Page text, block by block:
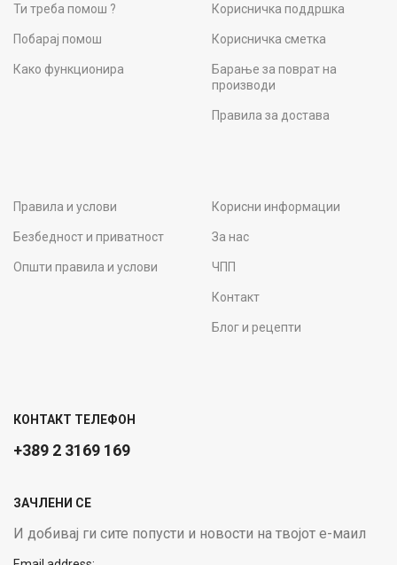
Ти треба помош ?
Побарај помош
Како функционира
Корисничка поддршка
Корисничка сметка
Барање за поврат на
производи
Правила за достава
Правила и услови
Безбедност и приватност
Општи правила и услови
Корисни информации
За нас
ЧПП
Контакт
Блог и рецепти
КОНТАКТ ТЕЛЕФОН
+389 2 3169 169
ЗАЧЛЕНИ СЕ
И добивај ги сите попусти и новости на твојот е-маил